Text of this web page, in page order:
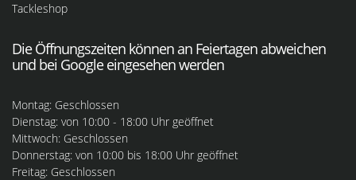
Tackleshop
Die Öffnungszeiten können an Feiertagen abweichen
und bei Google eingesehen werden
Montag: Geschlossen
Dienstag: von 10:00 - 18:00 Uhr geöffnet
Mittwoch: Geschlossen
Donnerstag: von 10:00 bis 18:00 Uhr geöffnet
Freitag: Geschlossen